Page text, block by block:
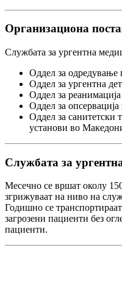
Организациона
Службата за ургентна
Оддел за одредување
Оддел за ургентна
Оддел за реанимација
Оддел за
Оддел за санитетски
установи во
Службата за
Месечно се вршат околу
згрижуваат на ниво на
Годишно се
загрозени пациенти без
пациенти.